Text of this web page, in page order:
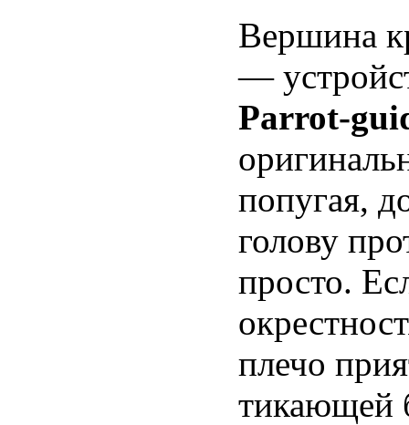
Вершина
—
Parrot-
попугая,
голову
просто.
плечо
тикающей